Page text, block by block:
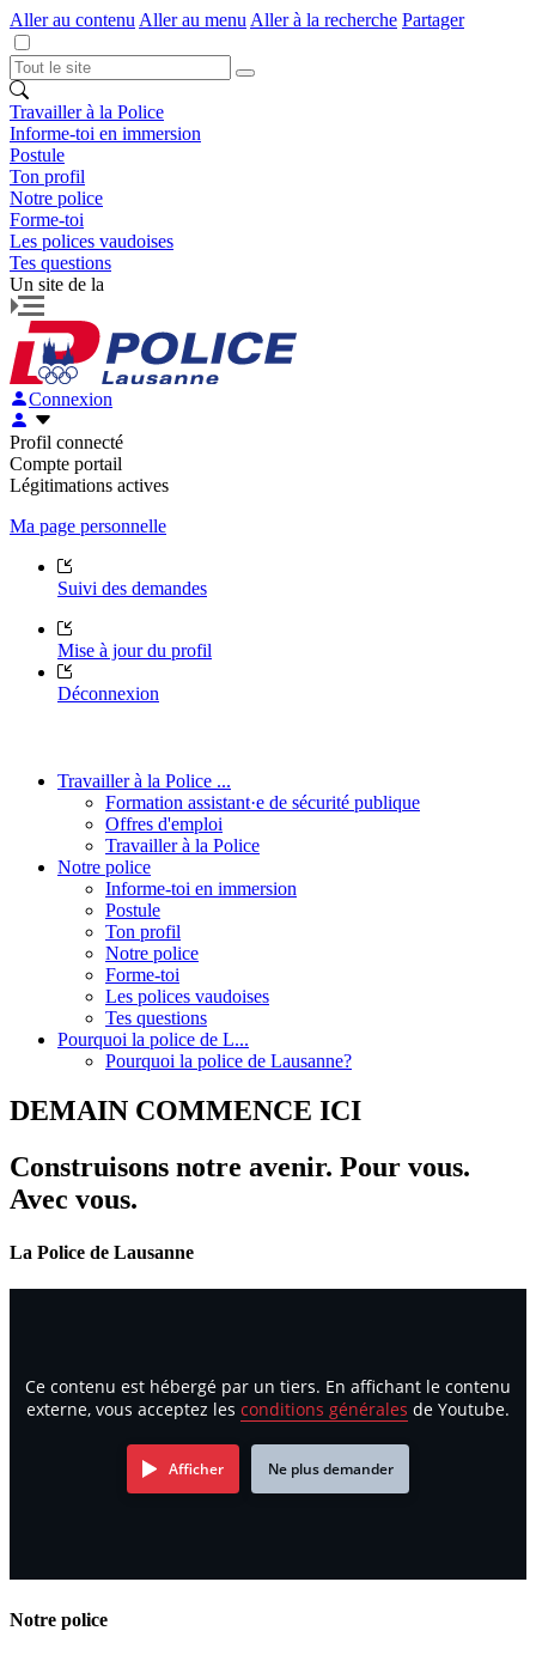
Aller au contenu Aller au menu Aller à la recherche Partager
Travailler à la Police
Informe-toi en immersion
Postule
Ton profil
Notre police
Forme-toi
Les polices vaudoises
Tes questions
Un site de la
Connexion
Profil connecté
Compte portail
Légitimations actives
Ma page personnelle
Suivi des demandes
Mise à jour du profil
Déconnexion
Travailler à la Police ...
Formation assistant·e de sécurité publique
Offres d'emploi
Travailler à la Police
Notre police
Informe-toi en immersion
Postule
Ton profil
Notre police
Forme-toi
Les polices vaudoises
Tes questions
Pourquoi la police de L...
Pourquoi la police de Lausanne?
DEMAIN COMMENCE ICI
Construisons notre avenir. Pour vous.
Avec vous.
La Police de Lausanne
Ce contenu est hébergé par un tiers. En affichant le contenu
externe, vous acceptez les conditions générales de Youtube.
Afficher Ne plus demander
Notre police